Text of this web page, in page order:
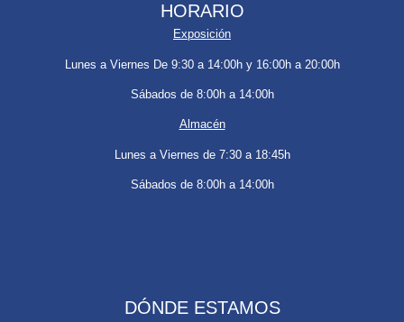
HORARIO
Exposición
Lunes a Viernes De 9:30 a 14:00h y 16:00h a 20:00h
Sábados de 8:00h a 14:00h
Almacén
Lunes a Viernes de 7:30 a 18:45h
Sábados de 8:00h a 14:00h
DÓNDE ESTAMOS